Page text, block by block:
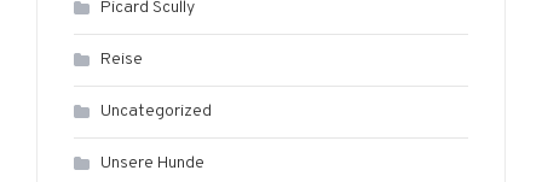
Picard Scully
Reise
Uncategorized
Unsere Hunde